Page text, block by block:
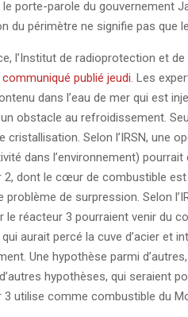
le porte-parole du gouvernement
du périmètre ne signifie pas que
l’Institut de radioprotection et
communiqué publié jeudi. Les
dans l’eau de mer qui est
obstacle au refroidissement.
cristallisation. Selon l’IRSN, une
dans l’environnement)
2, dont le cœur de combustible est
problème de surpression. Selon
le réacteur 3 pourraient venir du
aurait percé la cuve d’acier et
Une hypothèse parmi
hypothèses, qui seraient
3 utilise comme combustible du